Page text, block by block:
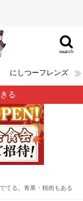
search
にしつーフレンズ
る
てる。青果・精肉もある